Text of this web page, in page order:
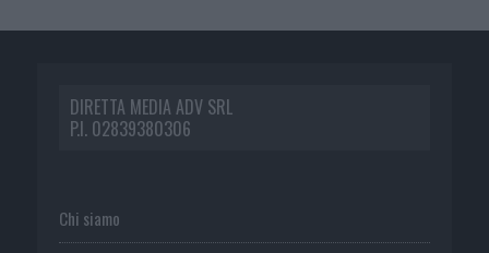
DIRETTA MEDIA ADV SRL
P.I. 02839380306
Chi siamo